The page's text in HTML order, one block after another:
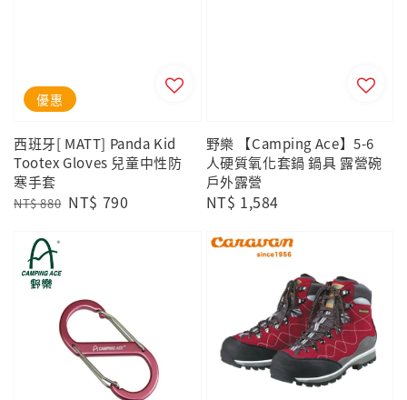
優惠
西班牙[ MATT] Panda Kid
Tootex Gloves 兒童中性防
寒手套
Regular
NT$ 880 Sale
NT$ 790
野樂 【Camping Ace】5-6
人硬質氧化套鍋 鍋具 露營碗
戶外露營
Regular
NT$ 1,584